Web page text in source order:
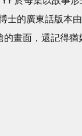
士的廣東話版本
畫面，還記得